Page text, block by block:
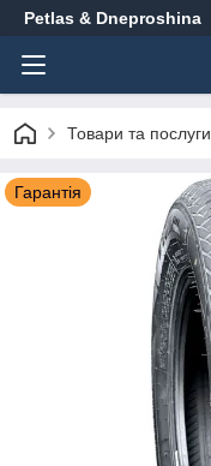
Petlas & Dneproshina
Товари та послуги
Гарантія